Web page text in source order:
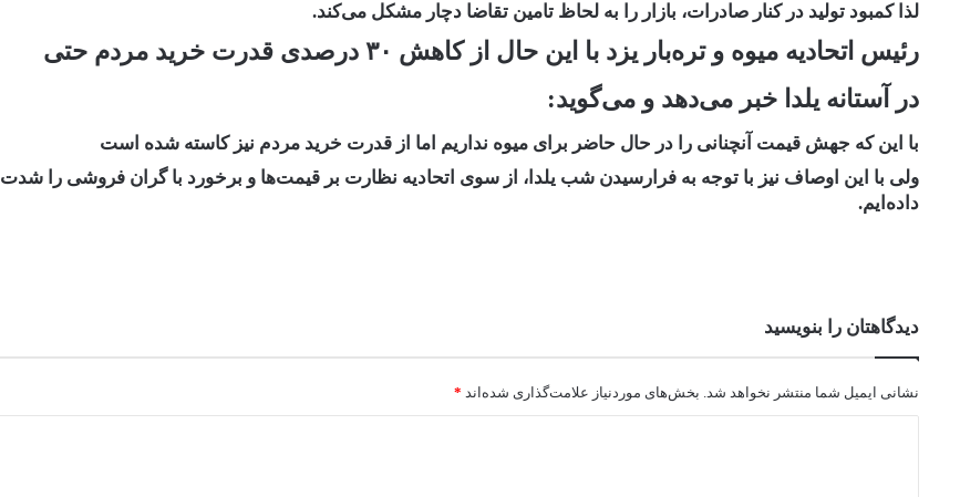
لذا کمبود تولید در کنار صادرات، بازار را به لحاظ تامین تقاضا دچار مشکل می‌کند.
رئیس اتحادیه میوه و تره‌بار یزد با این حال از کاهش ۳۰ درصدی قدرت خرید مردم حتی
در آستانه یلدا خبر می‌دهد و می‌گوید:
با این که جهش قیمت آنچنانی را در حال حاضر برای میوه نداریم اما از قدرت خرید مردم نیز کاسته شده است
ولی با این اوصاف نیز با توجه به فرارسیدن شب یلدا، از سوی اتحادیه نظارت بر قیمت‌ها و برخورد با گران فروشی را شدت
داده‌ایم.
دیدگاهتان را بنویسید
نشانی ایمیل شما منتشر نخواهد شد. بخش‌های موردنیاز علامت‌گذاری شده‌اند *